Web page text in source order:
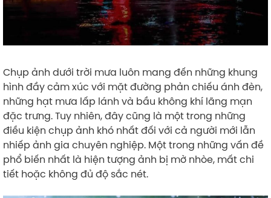
Chụp ảnh dưới trời mưa luôn mang đến những khung
hình đầy cảm xúc với mặt đường phản chiếu ánh đèn,
những hạt mưa lấp lánh và bầu không khí lãng mạn
đặc trưng. Tuy nhiên, đây cũng là một trong những
điều kiện chụp ảnh khó nhất đối với cả người mới lẫn
nhiếp ảnh gia chuyên nghiệp. Một trong những vấn đề
phổ biến nhất là hiện tượng ảnh bị mờ nhòe, mất chi
tiết hoặc không đủ độ sắc nét.